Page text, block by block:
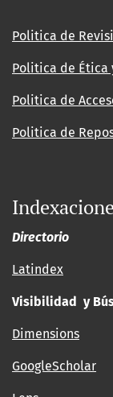
Politica de
Politica de Ética
Politica de
Politica de
Directorio
Latindex
Visibilidad y
Dimensions
GoogleScholar